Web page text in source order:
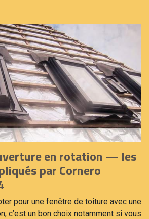
en rotation — les
par Cornero
pour une fenêtre de toiture avec une
c’est un bon choix notamment si vous